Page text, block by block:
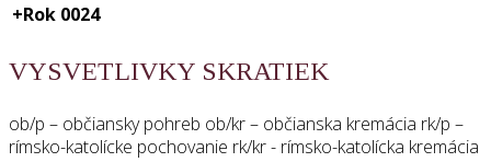
+Rok 0024
VYSVETLIVKY SKRATIEK
ob/p – občiansky pohreb ob/kr – občianska kremácia rk/p –
rímsko-katolícke pochovanie rk/kr - rímsko-katolícka kremácia